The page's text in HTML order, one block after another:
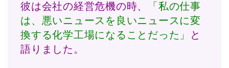
彼は会社の経営危機の時、
「私の仕事
は、悪いニュースを良いニュースに変
換する化学工場になることだった」
と
語りました。